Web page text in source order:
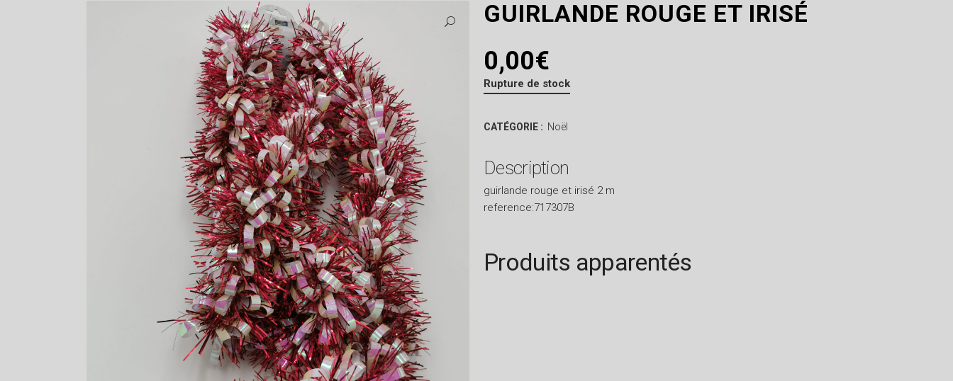
GUIRLANDE ROUGE ET IRISÉ
0,00€
Rupture de stock
CATÉGORIE : Noël
Description
guirlande rouge et irisé 2 m
reference:717307B
Produits apparentés